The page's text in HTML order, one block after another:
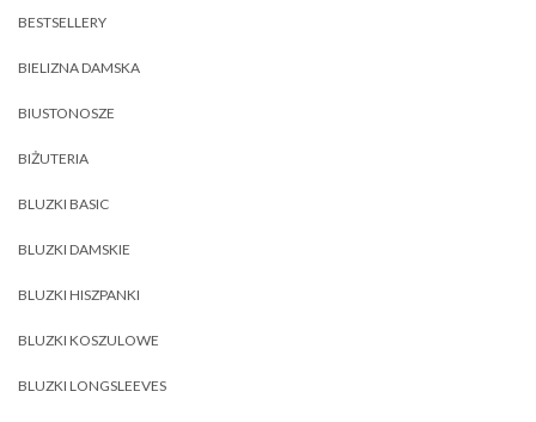
BESTSELLERY
BIELIZNA DAMSKA
BIUSTONOSZE
BIŻUTERIA
BLUZKI BASIC
BLUZKI DAMSKIE
BLUZKI HISZPANKI
BLUZKI KOSZULOWE
BLUZKI LONGSLEEVES